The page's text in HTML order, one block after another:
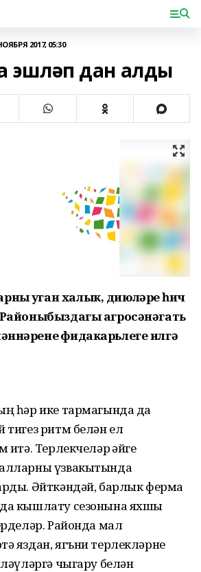
2017, 05:30
эшләп дан алды
уңган халык, диюләре һич
агросәнәгать
фидакарьлеге илгә
һәр ике тармагында да
тигез ритм белән ел
итә. Терлекчеләр җәйге
үзвакытында
Әйткәндәй, барлык ферма
кышлату сезонына яхшы
Районда мал
яздан, ягъни терлекләрне
чыгару белән